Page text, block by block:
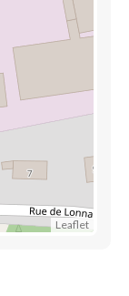
Leaflet